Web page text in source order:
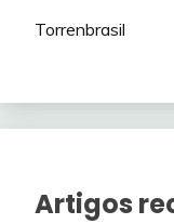
Torrenbrasil
Artigos